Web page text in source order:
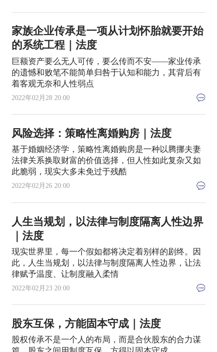
家族企业传承是一项从计划怀胎就要开始
的系统工程｜法度
巨额资产要么无人可传，要么传而不安——家业传承
的遗憾和败笔不能简单归咎于认知和能力，其背后有
着客观无奈和人性弱点
2022年02月28 20:00
风险选择：策略性离婚购房｜法度
基于婚姻经济学，策略性离婚购房是一种以腾挪夫妻
法律关系换取财富的价值选择，但人性如此复杂又如
此脆弱，现实大多未免过于残酷
2022年02月26 20:00
人生当规划，以法律与制度隔离人性边界
｜法度
现实世界里，每一个假如都将决定着别样的剧终。因
此，人生当规划，以法律与制度隔离人性边界，让法
律赋予温度、让制度融入柔情
2022年02月23 20:00
股东互保，方能固本守成｜法度
股权传承不是一个人的布局，而是合伙股东的合力谋